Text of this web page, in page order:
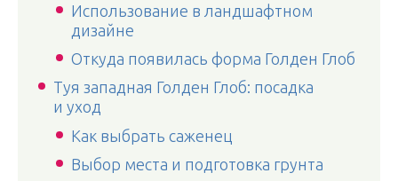
Использование в ландшафтном
дизайне
Откуда появилась форма Голден Глоб
Туя западная Голден Глоб: посадка
и уход
Как выбрать саженец
Выбор места и подготовка грунта